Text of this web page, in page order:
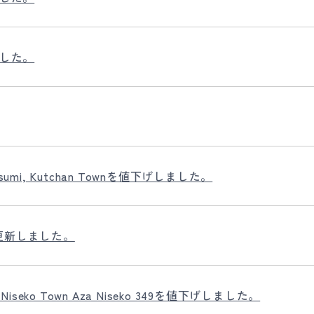
た。
Kutchan Townを値下げしました。
しました。
Town Aza Niseko 349を値下げしました。